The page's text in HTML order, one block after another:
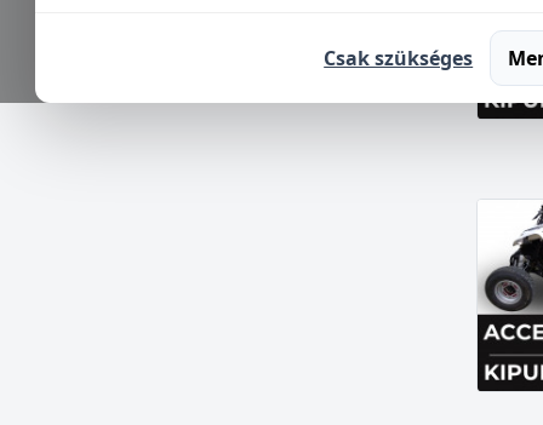
Csak szükséges